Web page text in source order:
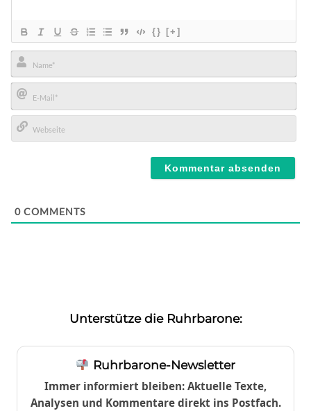
{} [+]
Name*
E-
Mail*
0 COMMENTS
Unterstütze die Ruhrbarone:
Ruhrbarone-Newsletter
Immer informiert bleiben: Aktuelle Texte,
Analysen und Kommentare direkt ins Postfach.